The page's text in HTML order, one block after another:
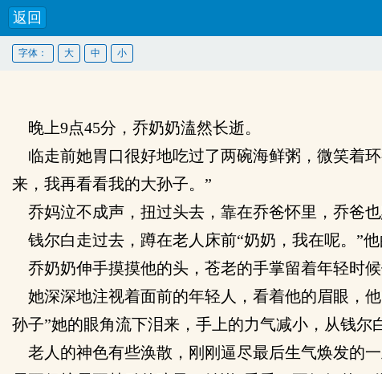
返回
字体： 大 中 小
晚上9点45分，乔奶奶溘然长逝。
临走前她胃口很好地吃过了两碗海鲜粥，微笑着
来，我再看看我的大孙子。”
乔妈泣不成声，扭过头去，靠在乔爸怀里，乔爸
钱尔白走过去，蹲在老人床前“奶奶，我在呢。”他
乔奶奶伸手摸摸他的头，苍老的手掌留着年轻时
她深深地注视着面前的年轻人，看着他的眉眼，
孙子”她的眼角流下泪来，手上的力气减小，从钱
老人的神色有些涣散，刚刚逼尽最后生气焕发的